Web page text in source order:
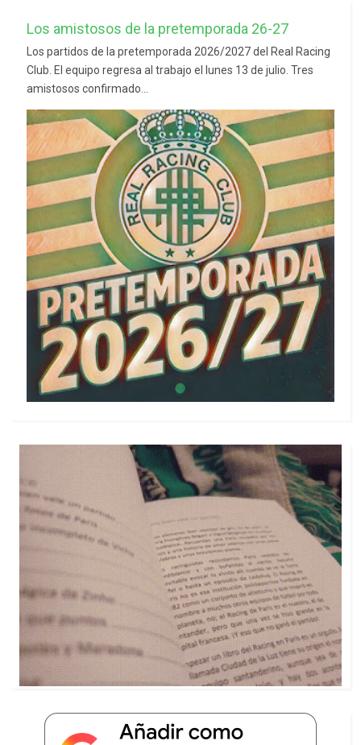
Los amistosos de la pretemporada 26-27
Los partidos de la pretemporada 2026/2027 del Real Racing
Club. El equipo regresa al trabajo el lunes 13 de julio. Tres
amistosos confirmado...